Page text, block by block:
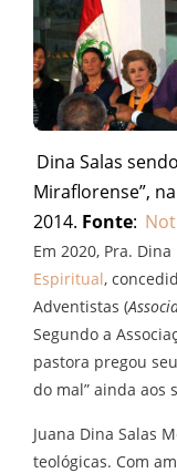
Dina Salas
Miraflorense”,
2014. Fonte:
Em 2020, Pra.
Espiritual,
Adventistas (
Segundo a
pastora pregou
do mal” ainda aos
Juana Dina Salas
teológicas. Com